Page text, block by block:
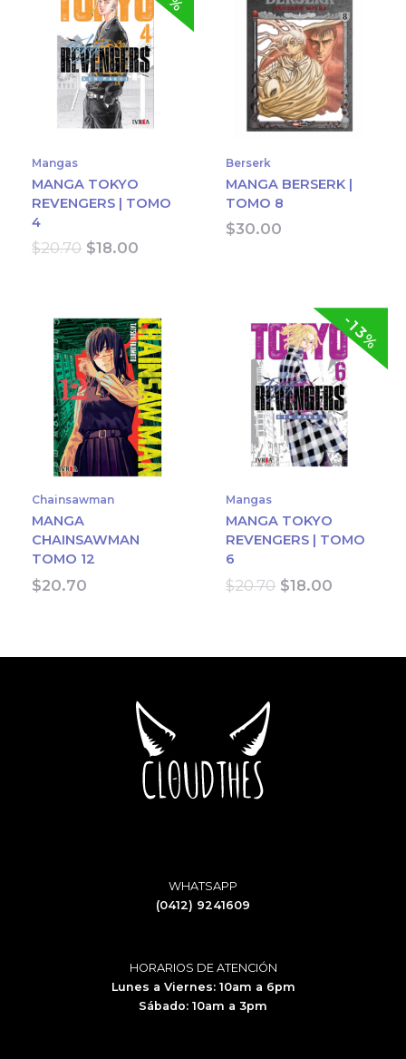
Mangas
MANGA TOKYO
REVENGERS | TOMO
4
$20.70 Original
$18.00
Berserk
MANGA BERSERK |
TOMO 8
$30.00
Chainsawman
MANGA
CHAINSAWMAN
TOMO 12
$20.70
Mangas
MANGA TOKYO
REVENGERS | TOMO
6
$20.70 Original
$18.00
-13%
WHATSAPP
(0412) 9241609
HORARIOS DE ATENCIÓN
Lunes a Viernes: 10am a 6pm
Sábado: 10am a 3pm